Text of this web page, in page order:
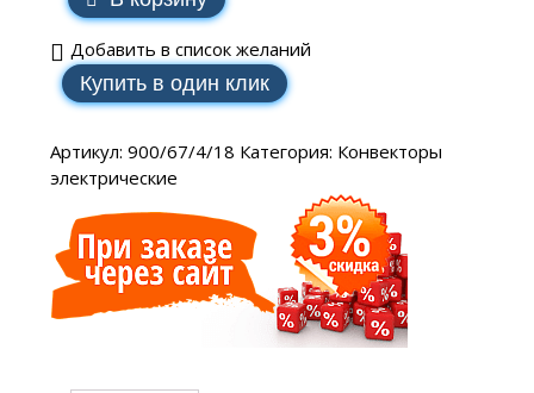
Добавить в список желаний
Купить в один клик
Артикул: 900/67/4/18 Категория: Конвекторы
электрические